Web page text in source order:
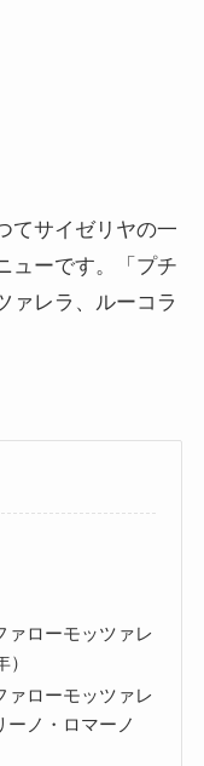
てサイゼリヤの一
ューです。「プチ
ァレラ、ルーコラ
ァローモッツァレ
ァローモッツァレ
ーノ・ロマーノ